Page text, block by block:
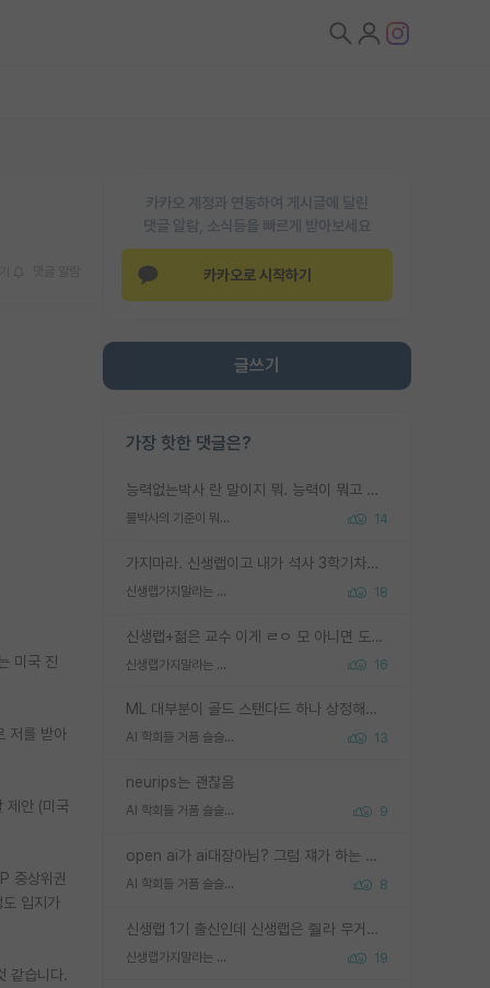
카카오 계정과 연동하여 게시글에 달린
댓글 알람, 소식등을 빠르게 받아보세요
카카오로 시작하기
글쓰기
가장 핫한 댓글은?
능력없는박사 란 말이지 뭐. 능력이 뭐고 능력이 있다는게 뭔지는 사람마다 기준이 다르니까 얘기해봐야 서로 자기 기준만 얘기해서 논쟁이 끝이 안나고. 주위에서 능력있고 야심있는 신입생이 교수가 유의미한 피드백을 아예 안주면서 제대로된 과제에 참여해볼 기회도 제공하지 않고 잡일 뺑뺑이만 돌려서 맨날 단순작업만 하면서 밤새다가 눈빛이 점점 죽어가는걸 본 사람은 물박사는 교수탓이라고 하고, 교수는 이것저것 알려도 주고 기회도 주고 사수 동기 붙여주면서 어떻게든 끌고가려고 하는데 본인이 매일 뺀질거리면서 출근 하는둥마는둥 하다가 기껏 와서도 폰이나 쳐다보다가 실험 망치고 저녁약속있어서 먼저 가볼게요~ 하는걸 본 사람은 물박사는 본인탓이라고 함.
물박사의 기준이 뭐임? 14
가지마라. 신생랩이고 내가 석사 3학기차인데 최고참인데 나도 아무것도 모르는데 교수가 후배들 왜 논문 교육 안시키냐. 논문 왜 안 써오냐 닦달한다
신생랩가지말라는 이유가 있었구나 18
신생랩+젊은 교수 이게 ㄹㅇ 모 아니면 도인듯.
신생랩가지말라는 이유가 있었구나 16
ML 대부분이 골드 스탠다드 하나 상정해놓고 (벤치마크 데이터셋이 여러 개면 여러 개 상정) 그거 얼마나 잘 맞추나 싸움임 가끔 번뜩이는 설계 철학을 보여주는 논문들도 있지만 대부분 그거 성적 얼마나 더 올리느라에 혈안이 되어 있는 측면이 잇음
AI 학회들 거품 슬슬 지적이 나오네요 13
neurips는 괜찮음
AI 학회들 거품 슬슬 지적이 나오네요 9
open ai가 ai대장아님? 그럼 쟤가 하는 말이 다 맞겠네
AI 학회들 거품 슬슬 지적이 나오네요 8
신생랩 1기 출신인데 신생랩은 줠라 무거운 바벨 같은거임. 들면 대박인데 못들면 깔려 죽음. 아무도 알려주지 않는 환경에서 자생해야하지만, 일단 살아남았다면 그 어떤 사람보다 악착같고 생존력 높은 사람으로 거듭날 수 있음
신생랩가지말라는 이유가 있었구나 19
미국 진
저를 받아
제안 (미국
중상위권
입지가
같습니다.